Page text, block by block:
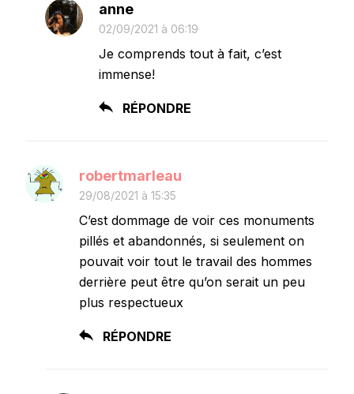
anne
02/09/2021 à 06:19
Je comprends tout à fait, c’est
immense!
RÉPONDRE
robertmarleau
29/08/2021 à 15:35
C’est dommage de voir ces monuments
pillés et abandonnés, si seulement on
pouvait voir tout le travail des hommes
derrière peut être qu’on serait un peu
plus respectueux
RÉPONDRE